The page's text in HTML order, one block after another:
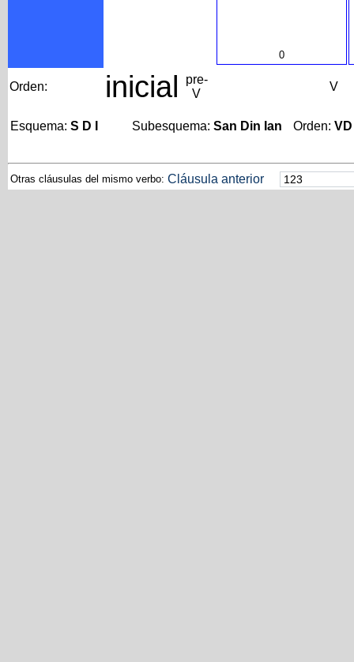
0
Orden: inicial
pre-
V
V
Esquema: S D I Subesquema: San Din Ian Orden: VD
Otras cláusulas del mismo verbo: Cláusula anterior